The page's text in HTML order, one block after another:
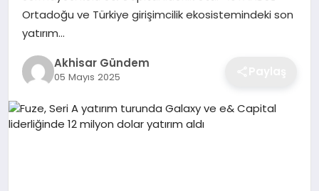
Ortadoğu ve Türkiye girişimcilik ekosistemindeki son
yatırım…
Akhisar Gündem
05 Mayıs 2025